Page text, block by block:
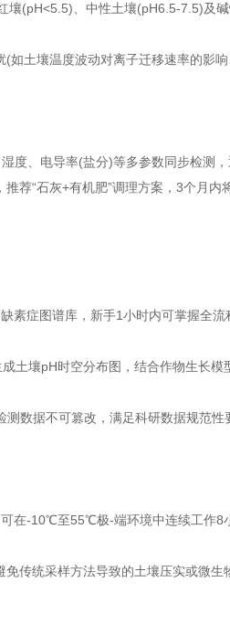
(pH<5.5)、中性土壤(pH6.5-7.5)及碱
土壤温度波动对离子迁移速率的影响
、电导率(盐分)等多参数同步检测
荐“石灰+有机肥”调理方案，3个月
症图谱库，新手1小时内可掌握全流
壤pH时空分布图，结合作物生长模
据不可篡改，满足科研数据规范性
-10℃至55℃极-端环境中连续工作8小
统采样方法导致的土壤压实或微生